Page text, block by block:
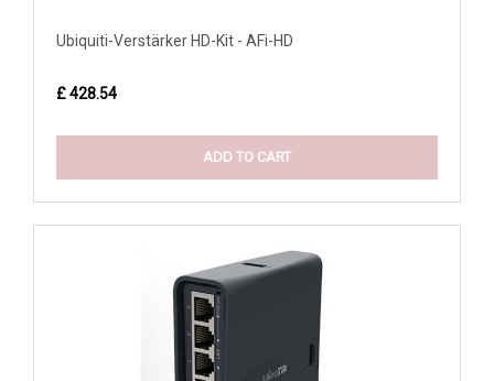
Ubiquiti-Verstärker HD-Kit - AFi-HD
£ 428.54
ADD TO CART